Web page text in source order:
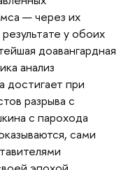
— через их
у обоих
доавангардная
анализ
достигает при
разрыва с
с парохода
сами